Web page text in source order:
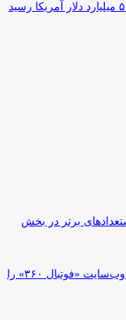
برتر در بخش
پزشکیان دستور پیگیری ماجرای مسدودی وب‌سایت «فوتبال ۳۶۰» را